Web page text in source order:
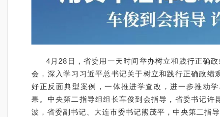
4月28日，省委用一天时间举办树立和践行正确
会，深入学习习近平总书记关于树立和践行正确政
好正反面典型案例，一体推进学查改，进一步推动
果。中央第二指导组组长车俊到会指导，省委书记
波，省委副书记、大连市委书记熊茂平，中央第二指